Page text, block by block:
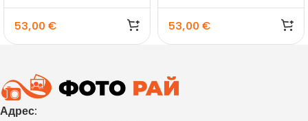
53,00 € 53,00 €
Адрес: